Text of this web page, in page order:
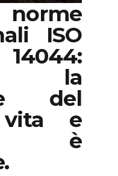
ISO
14044:
la
del
e
è